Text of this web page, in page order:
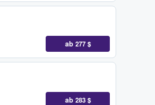
ab 277 $
ab 283 $